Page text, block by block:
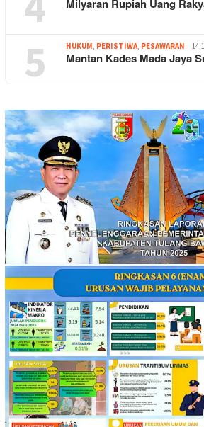
Milyaran Rupiah Uang
5 HUKUM PERISTIWA PESAWARAN
Mantan Kades Mada Jaya